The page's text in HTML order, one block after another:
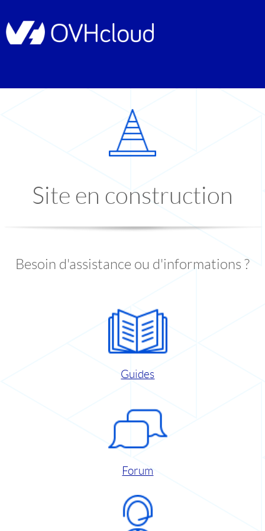
Site en construction
Besoin d'assistance ou d'informations ?
Guides
Forum